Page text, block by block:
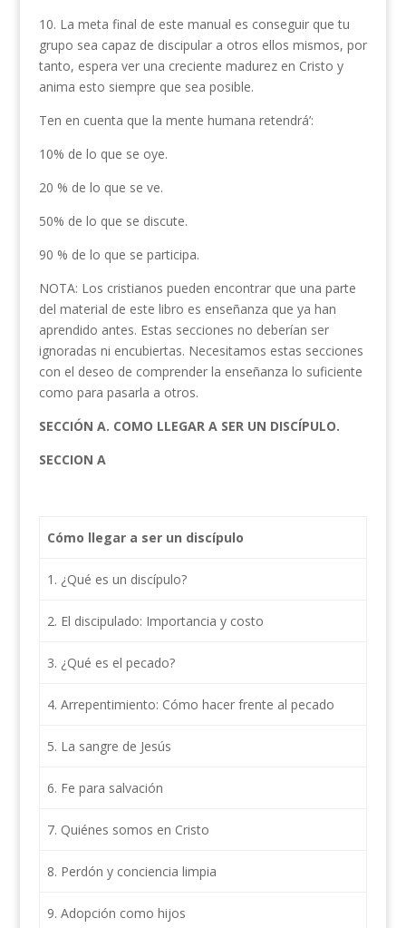
10. La meta final de este manual es conseguir que tu
grupo sea capaz de discipular a otros ellos mismos, por
tanto, espera ver una creciente madurez en Cristo y
anima esto siempre que sea posible.
Ten en cuenta que la mente humana retendrá’:
10% de lo que se oye.
20 % de lo que se ve.
50% de lo que se discute.
90 % de lo que se participa.
NOTA: Los cristianos pueden encontrar que una parte
del material de este libro es enseñanza que ya han
aprendido antes. Estas secciones no deberían ser
ignoradas ni encubiertas. Necesitamos estas secciones
con el deseo de comprender la enseñanza lo suficiente
como para pasarla a otros.
SECCIÓN A. COMO LLEGAR A SER UN DISCÍPULO.
SECCION A
Cómo llegar a ser un discípulo
1. ¿Qué es un discípulo?
2. El discipulado: Importancia y costo
3. ¿Qué es el pecado?
4. Arrepentimiento: Cómo hacer frente al pecado
5. La sangre de Jesús
6. Fe para salvación
7. Quiénes somos en Cristo
8. Perdón y conciencia limpia
9. Adopción como hijos